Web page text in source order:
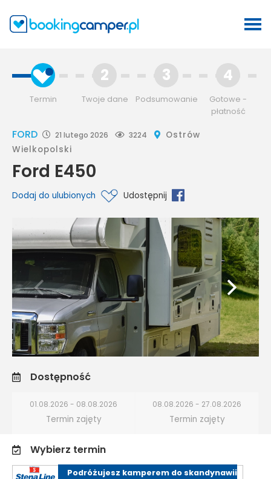
Termin
2
Twoje dane
3
Podsumowanie
4
Gotowe -
płatność
FORD 21 lutego 2026 3224
Ostrów
Wielkopolski
Ford E450
Dodaj do ulubionych Udostępnij
Dostępność
01.08.2026 - 08.08.2026
Termin zajęty
08.08.2026 - 27.08.2026
Termin zajęty
Wybierz termin
Podróżujesz kamperem do skandynawii